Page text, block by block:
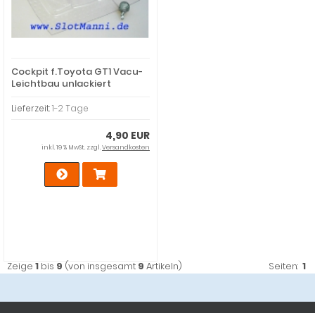
Cockpit f.Toyota GT1 Vacu-
Leichtbau unlackiert
Lieferzeit:1-2 Tage
4,90 EUR
inkl. 19 % MwSt. zzgl.Versandkosten
Zeige 1 bis 9 (von insgesamt 9 Artikeln) Seiten: 1